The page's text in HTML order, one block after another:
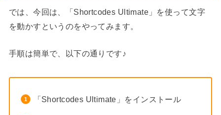
では、今回は、「Shortcodes Ultimate」を使って文字
を動かすというのをやってみます。
手順は簡単で、以下の通りです♪
「Shortcodes Ultimate」をインストール